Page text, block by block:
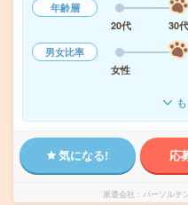
年齢層
20代
30代
男女比率
女性
気になる! 応
派遣会社 パーソルテ